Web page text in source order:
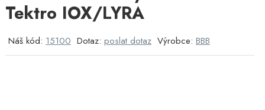
Tektro IOX/LYRA
Náš kód: 15100 Dotaz: poslat dotaz Výrobce: BBB